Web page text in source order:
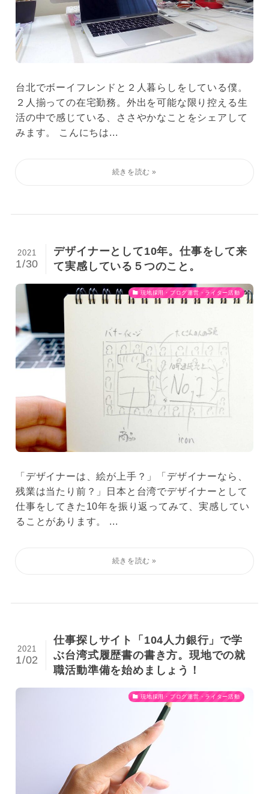
台北でボーイフレンドと２人暮らしをしている僕。
２人揃っての在宅勤務。外出を可能な限り控える生
活の中で感じている、ささやかなことをシェアして
みます。 こんにちは...
デザイナーとして10年。仕事をして来
て実感している５つのこと。
2021
1/30
現地採用・ブログ運営・ライター活動
「デザイナーは、絵が上手？」「デザイナーなら、
残業は当たり前？」日本と台湾でデザイナーとして
仕事をしてきた10年を振り返ってみて、実感してい
ることがあります。 ...
仕事探しサイト「104人力銀行」で学
ぶ台湾式履歴書の書き方。現地での就
職活動準備を始めましょう！
2021
1/02
現地採用・ブログ運営・ライター活動